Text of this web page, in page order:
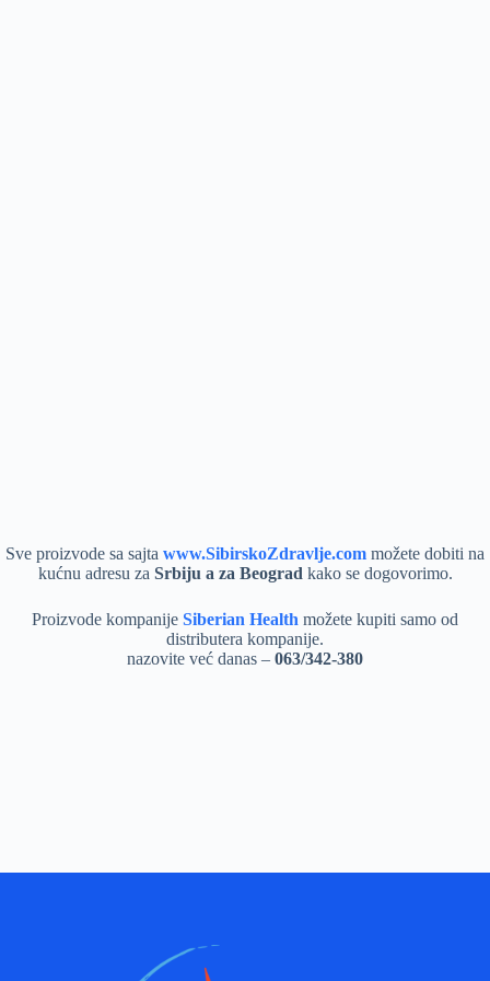
Sve proizvode sa sajta www.SibirskoZdravlje.com možete dobiti na
kućnu adresu za Srbiju a za Beograd kako se dogovorimo.
Proizvode kompanije Siberian Health možete kupiti samo od
distributera kompanije.
nazovite već danas – 063/342-380